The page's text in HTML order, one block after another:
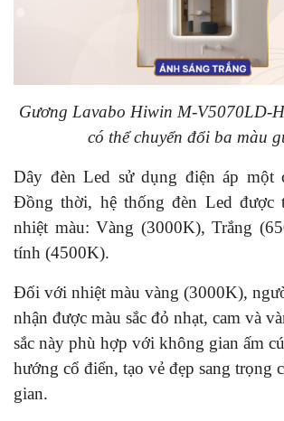
Gương Lavabo Hiwin M-V5070LD-
có thể chuyển đổi ba màu
Dây đèn Led sử dụng điện áp một
Đồng thời, hệ thống đèn Led được
nhiệt màu: Vàng (3000K), Trắng
tính (4500K).
Đối với nhiệt màu vàng (3000K),
nhận được màu sắc đỏ nhạt, cam và
sắc này phù hợp với không gian ấm
hướng cổ điển, tạo vẻ đẹp sang trọng
gian.